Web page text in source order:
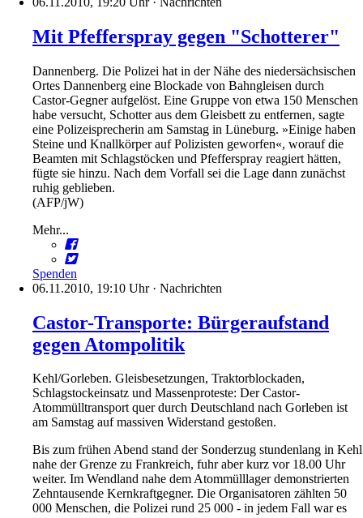
Mit Pfefferspray gegen "Schotterer"
Dannenberg. Die Polizei hat in der Nähe des niedersächsischen
Ortes Dannenberg eine Blockade von Bahngleisen durch
Castor-Gegner aufgelöst. Eine Gruppe von etwa 150 Menschen
habe versucht, Schotter aus dem Gleisbett zu entfernen, sagte
eine Polizeisprecherin am Samstag in Lüneburg. »Einige haben
Steine und Knallkörper auf Polizisten geworfen«, worauf die
Beamten mit Schlagstöcken und Pfefferspray reagiert hätten,
fügte sie hinzu. Nach dem Vorfall sei die Lage dann zunächst
ruhig geblieben.
(AFP/jW)
Mehr...
Spenden
06.11.2010, 19:10 Uhr· Nachrichten
Castor-Transporte: Bürgeraufstand
gegen Atompolitik
Kehl/Gorleben. Gleisbesetzungen, Traktorblockaden,
Schlagstockeinsatz und Massenproteste: Der Castor-
Atommülltransport quer durch Deutschland nach Gorleben ist
am Samstag auf massiven Widerstand gestoßen.
Bis zum frühen Abend stand der Sonderzug stundenlang in Kehl
nahe der Grenze zu Frankreich, fuhr aber kurz vor 18.00 Uhr
weiter. Im Wendland nahe dem Atommülllager demonstrierten
Zehntausende Kernkraftgegner. Die Organisatoren zählten 50
000 Menschen, die Polizei rund 25 000 - in jedem Fall war es